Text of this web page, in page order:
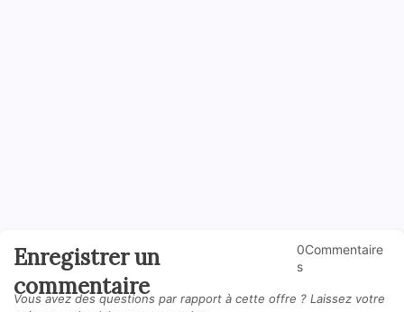
Enregistrer un
commentaire
0Commentaire
s
Vous avez des questions par rapport à cette offre ? Laissez votre